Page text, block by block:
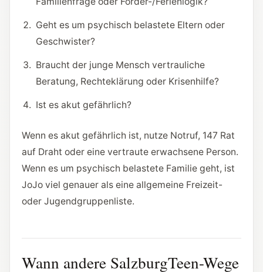
Geht es um psychisch belastete Eltern oder
Geschwister?
Braucht der junge Mensch vertrauliche
Beratung, Rechteklärung oder Krisenhilfe?
Ist es akut gefährlich?
Wenn es akut gefährlich ist, nutze Notruf, 147 Rat
auf Draht oder eine vertraute erwachsene Person.
Wenn es um psychisch belastete Familie geht, ist
JoJo viel genauer als eine allgemeine Freizeit-
oder Jugendgruppenliste.
Wann andere SalzburgTeen-Wege